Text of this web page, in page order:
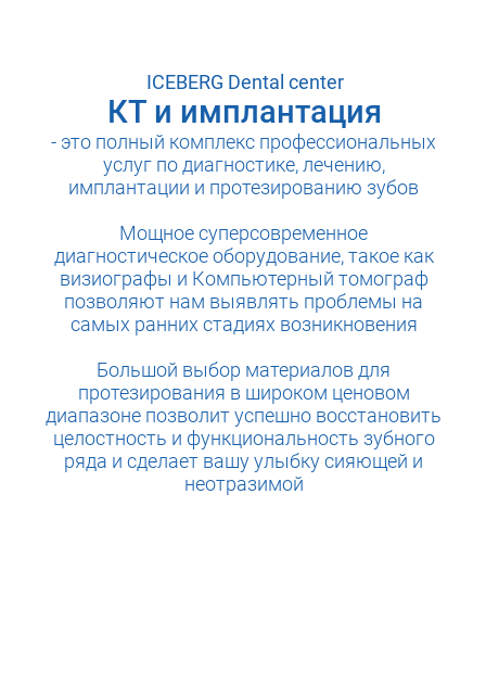
ICEBERG Dental center
КТ и имплантация
- это полный комплекс профессиональных
услуг по диагностике, лечению,
имплантации и протезированию зубов
Мощное суперсовременное
диагностическое оборудование, такое как
визиографы и Компьютерный томограф
позволяют нам выявлять проблемы на
самых ранних стадиях возникновения
Большой выбор материалов для
протезирования в широком ценовом
диапазоне позволит успешно восстановить
целостность и функциональность зубного
ряда и сделает вашу улыбку сияющей и
неотразимой